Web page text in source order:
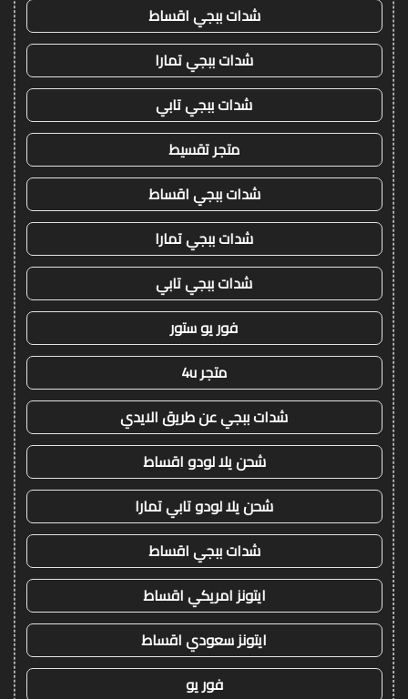
شدات ببجي اقساط
شدات ببجي تمارا
شدات ببجي تابي
متجر تقسيط
شدات ببجي اقساط
شدات ببجي تمارا
شدات ببجي تابي
فور يو ستور
متجر 4u
شدات ببجي عن طريق الايدي
شحن يلا لودو اقساط
شحن يلا لودو تابي تمارا
شدات ببجي اقساط
ايتونز امريكي اقساط
ايتونز سعودي اقساط
فور يو